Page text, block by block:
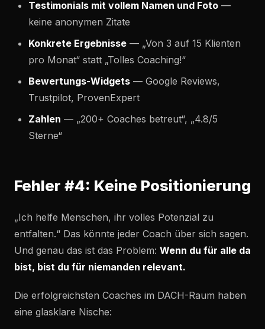
Testimonials mit vollem Namen und Foto —
keine anonymen Zitate
Konkrete Ergebnisse — „Von 3 auf 15 Klienten
pro Monat“ statt „Tolles Coaching!“
Bewertungs-Widgets — Google Reviews,
Trustpilot, ProvenExpert
Zahlen — „200+ Coaches betreut“, „4.8/5
Sterne“
Fehler #4: Keine Positionierung
„Ich helfe Menschen, ihr volles Potenzial zu
entfalten.“ Das könnte jeder Coach über sich sagen.
Und genau das ist das Problem: Wenn du für alle da
bist, bist du für niemanden relevant.
Die erfolgreichsten Coaches im DACH-Raum haben
eine glasklare Nische: